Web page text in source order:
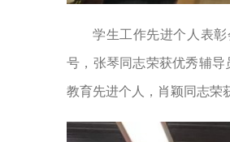
学生工作先进个人表
号，张琴同志荣获优秀辅
教育先进个人，肖颖同志荣